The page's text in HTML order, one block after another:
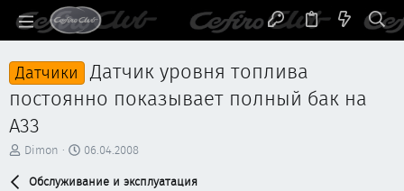
Датчики Датчик уровня топлива
постоянно показывает полный бак на
А33
А
Dimon
Д
т
06.04.2008
Обслуживание и эксплуатация